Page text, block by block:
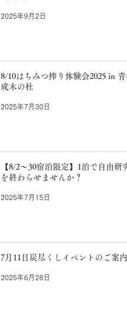
2025年9月2日
8/10はちみつ搾り体験会2025 in 青
成木の杜
2025年7月30日
【8/2〜30宿泊限定】1泊で自由研究
を終わらせませんか？
2025年7月15日
7月11日炭尽くしイベントのご案内
2025年6月28日